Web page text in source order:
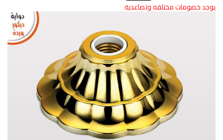
يوجد خصومات مختلفه وتصاعدية